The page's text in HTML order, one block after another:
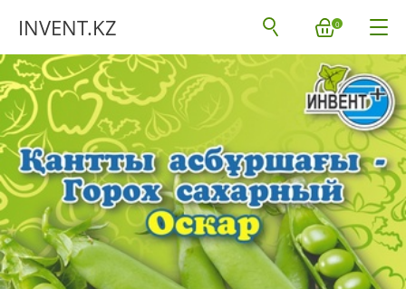
INVENT.KZ 0